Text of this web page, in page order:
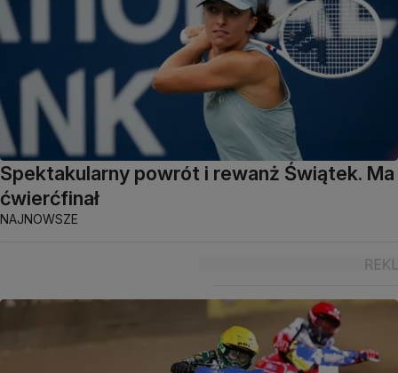
Spektakularny powrót i rewanż Świątek. Ma
ćwierćfinał
NAJNOWSZE